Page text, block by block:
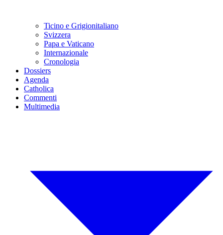
Ticino e Grigionitaliano
Svizzera
Papa e Vaticano
Internazionale
Cronologia
Dossiers
Agenda
Catholica
Commenti
Multimedia